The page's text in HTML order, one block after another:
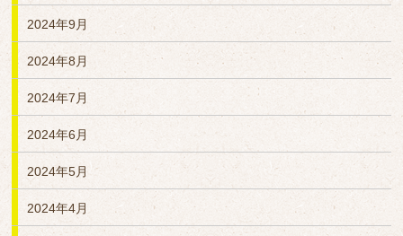
2024年9月
2024年8月
2024年7月
2024年6月
2024年5月
2024年4月